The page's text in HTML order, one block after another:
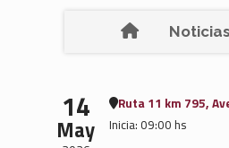
Noticias
14
May
Ruta 11 km 795,
Inicia: 09:00 hs